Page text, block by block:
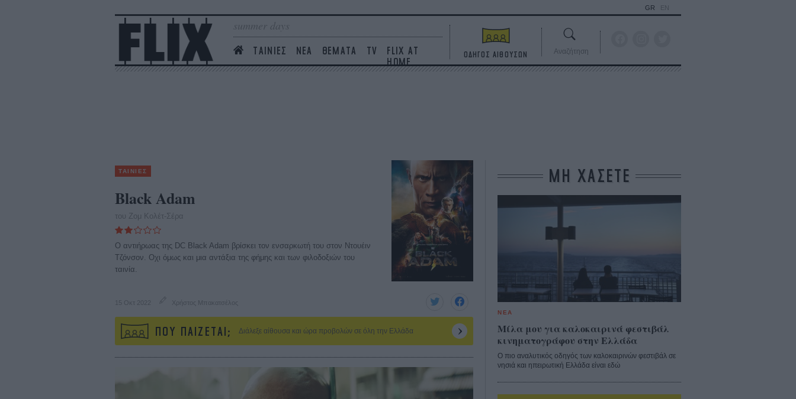
summer days
ΤΑΙΝΙΕΣ ΝΕΑ ΘΕΜΑΤΑ TV
FLIX AT
HOME
GR EN
ΟΔΗΓΟΣ ΑΙΘΟΥΣΩΝ Αναζήτηση
ΤΑΙΝΙΕΣ
Black Adam
του Ζομ Κολέτ-Σέρα
O αντιήρωας της DC Black Adam βρίσκει τον ενσαρκωτή του στον Ντουέιν
Τζόνσον. Οχι όμως και μια αντάξια της φήμης και των φιλοδοξιών του
ταινία.
15 Οκτ 2022 Χρήστος Μπακατσέλος
ΠΟΥ ΠΑΙΖΕΤΑΙ; Διάλεξε αίθουσα και ώρα προβολών σε όλη την Ελλάδα
ΜΗ ΧΑΣΕΤΕ
ΝΕΑ
Μίλα μου για καλοκαιρινά φεστιβάλ
κινηματογράφου στην Ελλάδα
Ο πιο αναλυτικός οδηγός των καλοκαιρινών φεστιβάλ σε
νησιά και ηπειρωτική Ελλάδα είναι εδώ